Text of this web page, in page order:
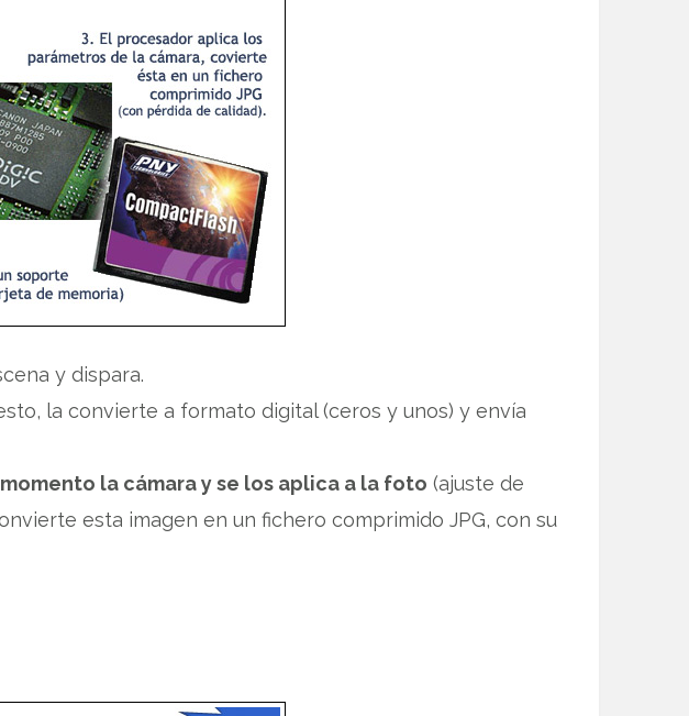
y dispara.
la convierte a formato digital (ceros y unos) y envía
la cámara y se los aplica a la foto (ajuste de
esta imagen en un fichero comprimido JPG, con su